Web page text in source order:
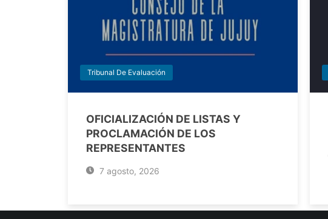
Tribunal De Evaluación
OFICIALIZACIÓN DE LISTAS Y
PROCLAMACIÓN DE LOS
REPRESENTANTES
7 agosto, 2026